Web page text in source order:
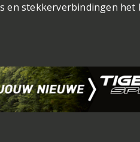
en stekkerverbindingen het